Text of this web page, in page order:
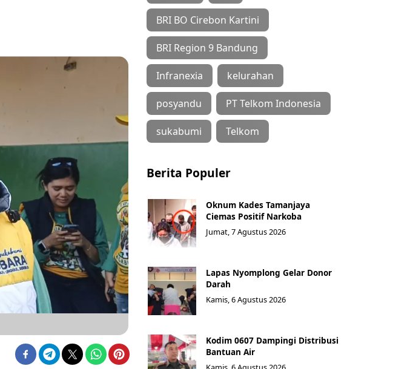
BRI BO Cirebon Kartini
BRI Region 9 Bandung
Infranexia kelurahan
posyandu PT Telkom Indonesia
sukabumi Telkom
Berita Populer
Oknum Kades Tamanjaya
Ciemas Positif Narkoba
Jumat, 7 Agustus 2026
Lapas Nyomplong Gelar Donor
Darah
Kamis, 6 Agustus 2026
Kodim 0607 Dampingi Distribusi
Bantuan Air